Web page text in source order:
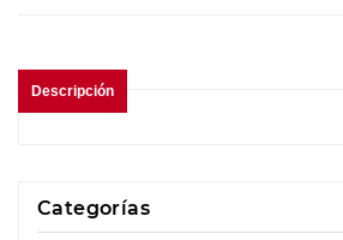
Descripción
Categorías